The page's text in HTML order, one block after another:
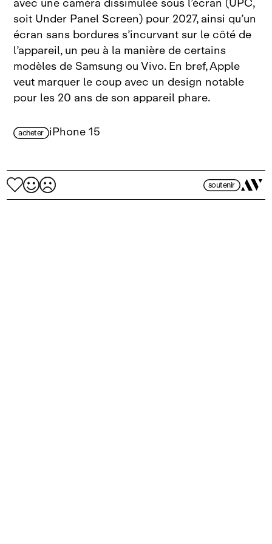
soit Under Panel Screen) pour 2027, ainsi qu’un
écran sans bordures s’incurvant sur le côté de
l’appareil, un peu à la manière de certains
modèles de Samsung ou Vivo. En bref, Apple
veut marquer le coup avec un design notable
pour les 20 ans de son appareil phare.
acheter iPhone 15
soutenir